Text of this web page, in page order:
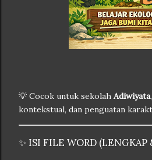
💡 Cocok untuk sekolah Adiwiyata
kontekstual, dan penguatan
✨ ISI FILE WORD (LENGKAP